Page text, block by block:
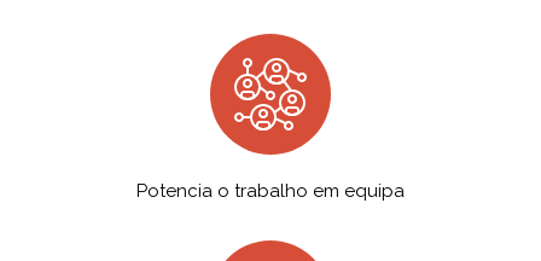
Potencia o trabalho em equipa